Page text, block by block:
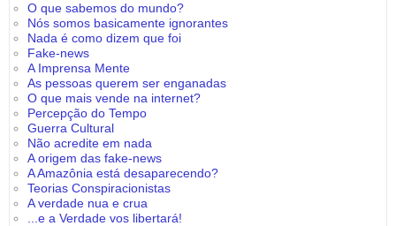
O que sabemos do mundo?
Nós somos basicamente ignorantes
Nada é como dizem que foi
Fake-news
A Imprensa Mente
As pessoas querem ser enganadas
O que mais vende na internet?
Percepção do Tempo
Guerra Cultural
Não acredite em nada
A origem das fake-news
A Amazônia está desaparecendo?
Teorias Conspiracionistas
A verdade nua e crua
...e a Verdade vos libertará!